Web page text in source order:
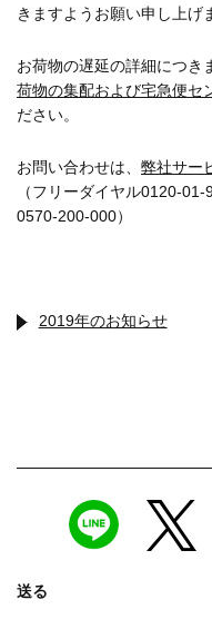
きますようお願い申し上げ
お荷物の遅延の詳細につき
荷物の集配および宅急便セ
ださい。
お問い合わせは、 弊社サー
（フリーダイヤル0120-
0570-200-000）
2019年のお知らせ
送る